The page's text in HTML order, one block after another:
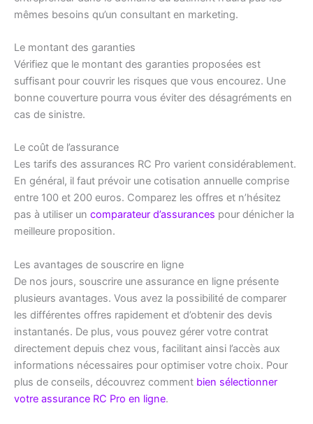
mêmes besoins qu’un consultant en marketing.
Le montant des garanties
Vérifiez que le montant des garanties proposées est
suffisant pour couvrir les risques que vous encourez. Une
bonne couverture pourra vous éviter des désagréments en
cas de sinistre.
Le coût de l’assurance
Les tarifs des assurances RC Pro varient considérablement.
En général, il faut prévoir une cotisation annuelle comprise
entre 100 et 200 euros. Comparez les offres et n’hésitez
pas à utiliser un comparateur d’assurances pour dénicher la
meilleure proposition.
Les avantages de souscrire en ligne
De nos jours, souscrire une assurance en ligne présente
plusieurs avantages. Vous avez la possibilité de comparer
les différentes offres rapidement et d’obtenir des devis
instantanés. De plus, vous pouvez gérer votre contrat
directement depuis chez vous, facilitant ainsi l’accès aux
informations nécessaires pour optimiser votre choix. Pour
plus de conseils, découvrez comment bien sélectionner
votre assurance RC Pro en ligne.